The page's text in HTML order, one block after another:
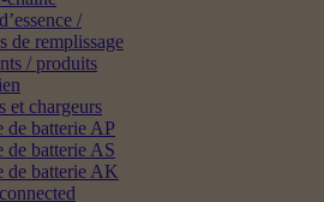
/
de remplissage
/ produits
et chargeurs
de batterie AP
de batterie AS
de batterie AK